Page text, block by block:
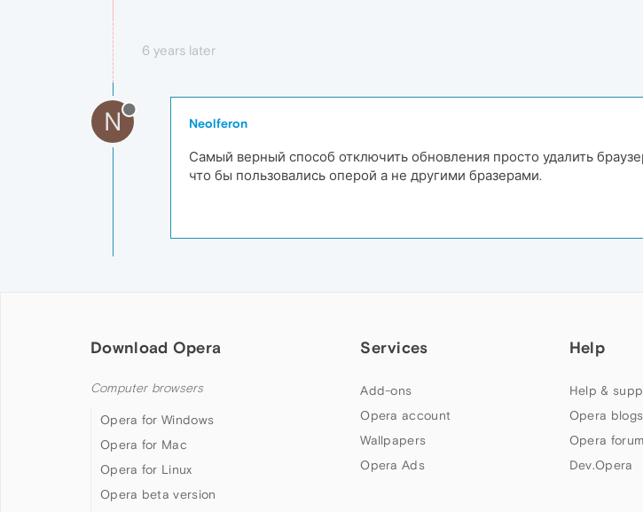
6 years later
N Neolferon
Самый верный способ отключить обновления просто удалить
что бы пользовались оперой а не другими бразерами.
Download Opera
Computer browsers
Opera for Windows
Opera for Mac
Opera for Linux
Opera beta version
Services
Add-ons
Opera account
Wallpapers
Opera Ads
Help
Help &
Opera blogs
Opera
Dev.Opera